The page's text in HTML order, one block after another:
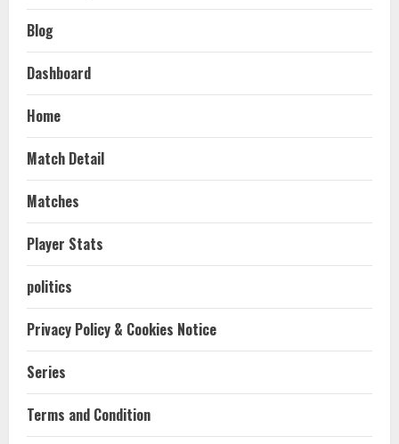
Blog
Dashboard
Home
Match Detail
Matches
Player Stats
politics
Privacy Policy & Cookies Notice
Series
Terms and Condition